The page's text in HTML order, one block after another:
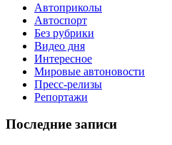
Автоприколы
Автоспорт
Без рубрики
Видео дня
Интересное
Мировые автоновости
Пресс-релизы
Репортажи
Последние записи